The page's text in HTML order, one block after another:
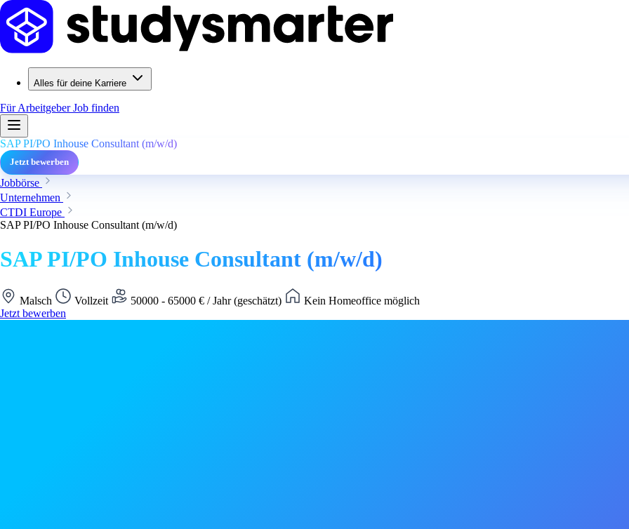
Alles für deine Karriere
Für ArbeitgeberJob finden
SAP PI/PO Inhouse Consultant (m/w/d)
Jetzt bewerben
Jobbörse
Unternehmen
CTDI Europe
SAP PI/PO Inhouse Consultant (m/w/d)
SAP PI/PO Inhouse Consultant (m/w/d)
Malsch Vollzeit 50000 - 65000 € / Jahr (geschätzt)
Kein Homeoffice möglich
Jetzt bewerben